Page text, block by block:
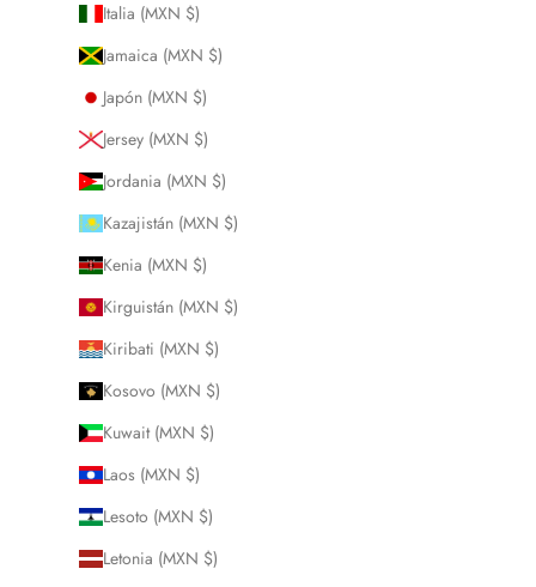
Italia (MXN $)
Jamaica (MXN $)
Japón (MXN $)
Jersey (MXN $)
Jordania (MXN $)
Kazajistán (MXN $)
Kenia (MXN $)
Kirguistán (MXN $)
Kiribati (MXN $)
Kosovo (MXN $)
Kuwait (MXN $)
Laos (MXN $)
Lesoto (MXN $)
Letonia (MXN $)